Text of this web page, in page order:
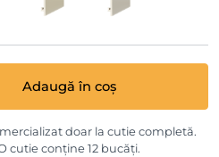
Adaugă în coș
doar la cutie completă.
cutie conține 12 bucăți.